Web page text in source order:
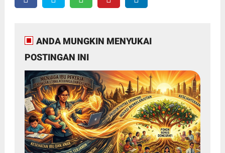
ANDA MUNGKIN MENYUKAI
POSTINGAN INI